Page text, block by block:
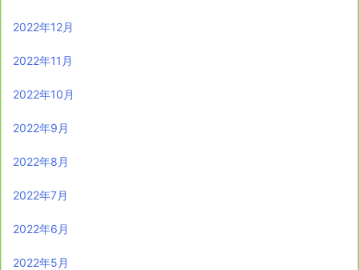
2022年12月
2022年11月
2022年10月
2022年9月
2022年8月
2022年7月
2022年6月
2022年5月